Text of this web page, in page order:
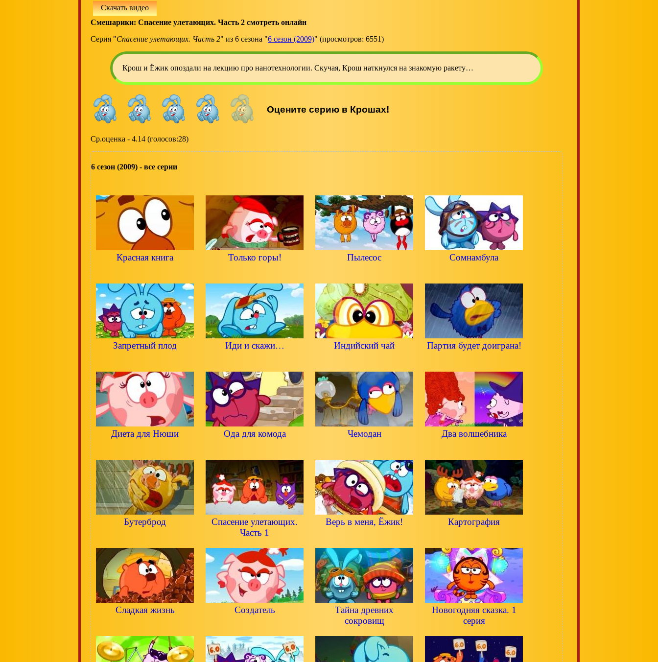
Скачать видео
Смешарики: Спасение улетающих. Часть 2 смотреть онлайн
Серия "Спасение улетающих. Часть 2" из 6 сезона "6 сезон (2009)" (просмотров: 6551)
Крош и Ёжик опоздали на лекцию про нанотехнологии. Скучая, Крош наткнулся на знакомую ракету…
Ср.оценка - 4.14 (голосов:28)
6 сезон (2009) - все серии
Красная книга Только горы! Пылесос Сомнамбула
Запретный плод Иди и скажи… Индийский чай Партия будет доиграна!
Диета для Нюши Ода для комода Чемодан Два волшебника
Бутерброд
Спасение улетающих.
Часть 1
Верь в меня, Ёжик! Картография
Сладкая жизнь Создатель
Тайна древних
сокровищ
Новогодняя сказка. 1
серия